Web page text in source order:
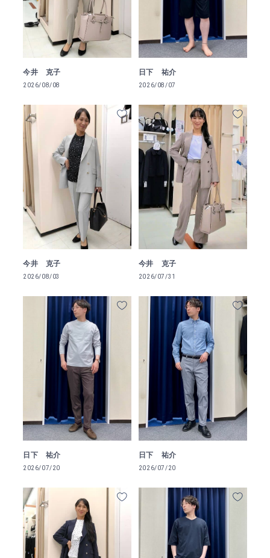
今井 克子
2026/08/08
日下 祐介
2026/08/07
今井 克子
2026/08/03
今井 克子
2026/07/31
日下 祐介
2026/07/20
日下 祐介
2026/07/20